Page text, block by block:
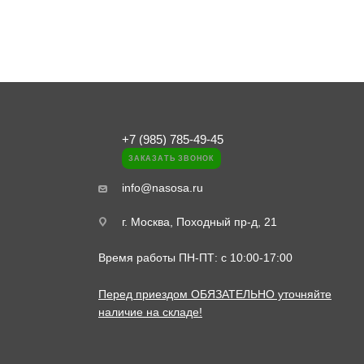
+7 (985) 785-49-45
ЗАКАЗАТЬ ЗВОНОК
info@nasosa.ru
г. Москва, Походный пр-д, 21
Время работы ПН-ПТ: с 10:00-17:00
Перед приездом ОБЯЗАТЕЛЬНО уточняйте
наличие на складе!